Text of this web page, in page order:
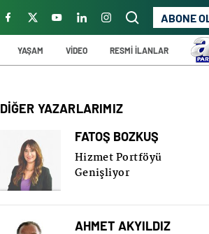
ABONE OL
YAŞAM VİDEO RESMİ İLANLAR
DİĞER YAZARLARIMIZ
FATOŞ BOZKUŞ
Hizmet Portföyü
Genişliyor
AHMET AKYILDIZ